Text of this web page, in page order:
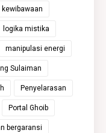
kewibawaan
logika mistika
manipulasi energi
Sulaiman
Penyelarasan
Portal Ghoib
bergaransi